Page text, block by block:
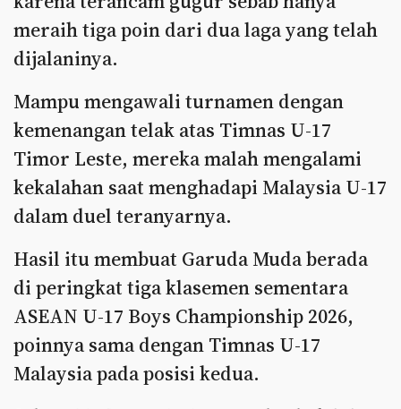
meraih tiga poin dari dua laga yang telah
dijalaninya.
Mampu mengawali turnamen dengan
kemenangan telak atas Timnas U-17
Timor Leste, mereka malah mengalami
kekalahan saat menghadapi Malaysia U-17
dalam duel teranyarnya.
Hasil itu membuat Garuda Muda berada
di peringkat tiga klasemen sementara
ASEAN U-17 Boys Championship 2026,
poinnya sama dengan Timnas U-17
Malaysia pada posisi kedua.